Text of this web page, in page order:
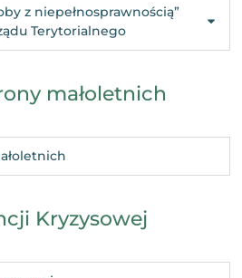
z niepełnosprawnością”
Terytorialnego
małoletnich
Kryzysowej